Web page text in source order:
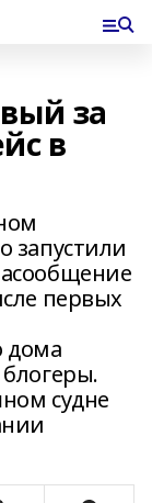
за
в
запустили
первых
дома
судне